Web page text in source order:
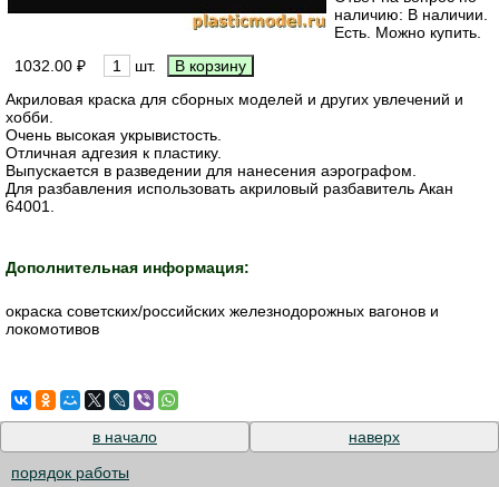
наличию: В наличии.
Есть. Можно купить.
1032.00 ₽
шт.
Акриловая краска для сборных моделей и других увлечений и
хобби.
Очень высокая укрывистость.
Отличная адгезия к пластику.
Выпускается в разведении для нанесения аэрографом.
Для разбавления использовать акриловый разбавитель Акан
64001.
Дополнительная информация:
окраска советских/российских железнодорожных вагонов и
локомотивов
в начало
наверх
порядок работы